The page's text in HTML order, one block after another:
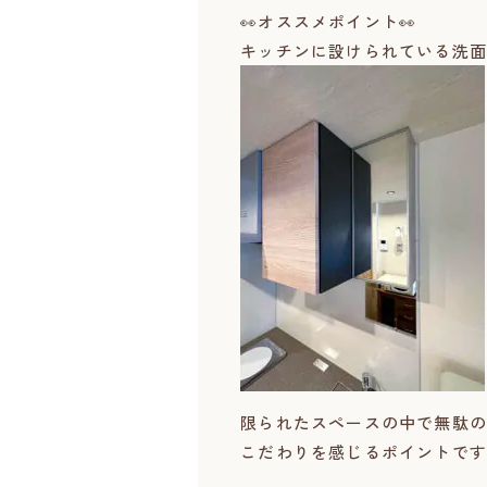
👀オススメポイント👀
キッチンに設けられている洗
限られたスペースの中で無駄の
こだわりを感じるポイントで